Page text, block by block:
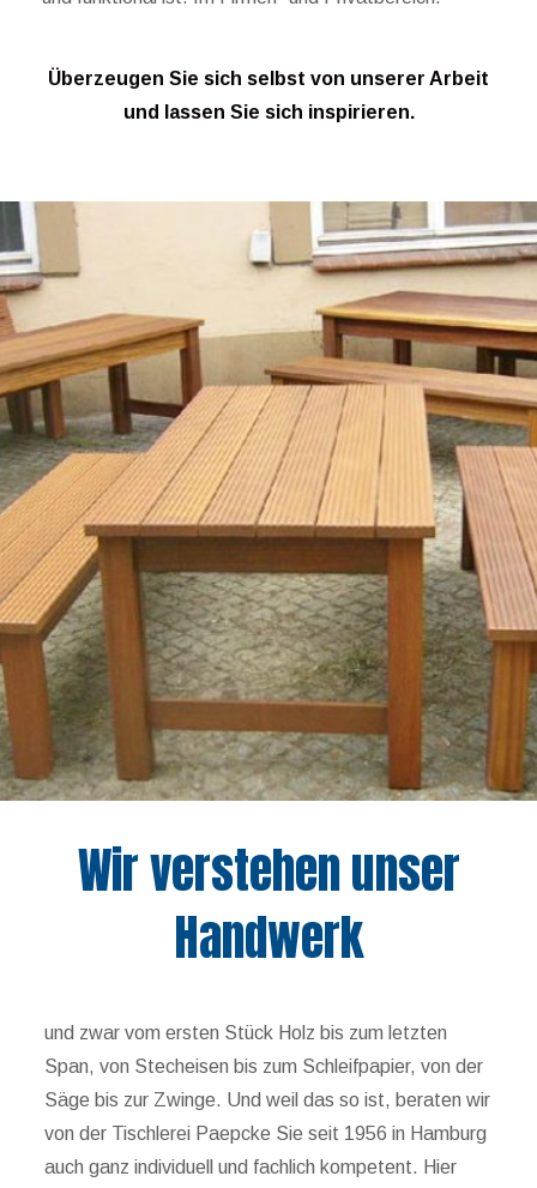
Überzeugen Sie sich selbst von unserer Arbeit
und lassen Sie sich inspirieren.
Wir verstehen unser
Handwerk
und zwar vom ersten Stück Holz bis zum letzten
Span, von Stecheisen bis zum Schleifpapier, von der
Säge bis zur Zwinge. Und weil das so ist, beraten wir
von der Tischlerei Paepcke Sie seit 1956 in Hamburg
auch ganz individuell und fachlich kompetent. Hier